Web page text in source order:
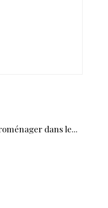
dans le...